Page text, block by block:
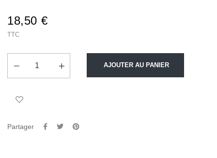
18,50 €
TTC
AJOUTER AU PANIER
Partager